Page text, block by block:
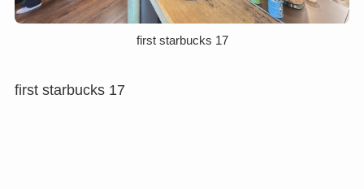
first starbucks 17
first starbucks 17